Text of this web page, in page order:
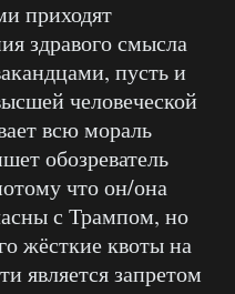
приходят
здравого смысла
пусть и
человеческой
всю мораль
обозреватель
что он/она
с Трампом, но
жёсткие квоты на
является запретом